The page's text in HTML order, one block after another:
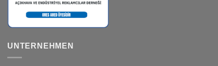
UNTERNEHMEN